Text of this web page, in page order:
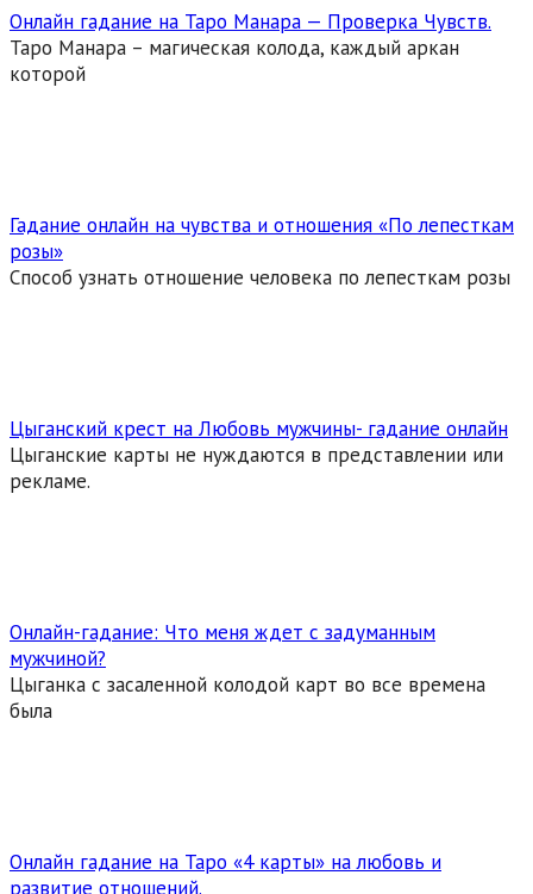
Онлайн гадание на Таро Манара — Проверка Чувств.
Таро Манара – магическая колода, каждый аркан
которой
Гадание онлайн на чувства и отношения «По лепесткам
розы»
Способ узнать отношение человека по лепесткам розы
Цыганский крест на Любовь мужчины- гадание онлайн
Цыганские карты не нуждаются в представлении или
рекламе.
Онлайн-гадание: Что меня ждет с задуманным
мужчиной?
Цыганка с засаленной колодой карт во все времена
была
Онлайн гадание на Таро «4 карты» на любовь и
развитие отношений.